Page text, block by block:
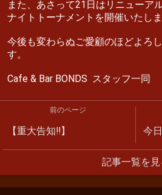
また、あさって21日はリニューア
ナイトトーナメントを開催いたし
今後も変わらぬご愛顧のほどよろ
す。
Cafe & Bar BONDS スタッフ一同
前のページ
【重大告知‼︎】 今
記事一覧を見